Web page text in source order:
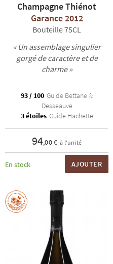
Champagne Thiénot
Garance 2012
Bouteille 75CL
« Un assemblage singulier
gorgé de caractère et de
charme »
93 / 100 Guide Bettane &
Desseauve
3 étoiles Guide Hachette
94,00 € à l'unité
En stock AJOUTER